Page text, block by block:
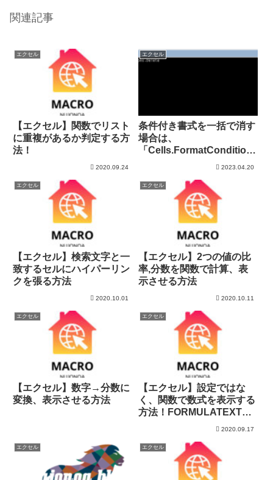
関連記事
エクセル
【エクセル】関数でリスト
に重複があるか判定する方
法！
2020.09.24
エクセル
条件付き書式を一括で消す
場合は、
「Cells.FormatCondition
2023.04.20
エクセル
【エクセル】検索文字と一
致するセルにハイパーリン
クを張る方法
2020.10.01
エクセル
【エクセル】2つの値の比
率,分数を関数で計算、表
示させる方法
2020.10.11
エクセル
【エクセル】数字→分数に
変換、表示させる方法
エクセル
【エクセル】設定ではな
く、関数で数式を表示する
方法！FORMULATEXT関
2020.09.17
エクセル エクセル